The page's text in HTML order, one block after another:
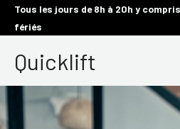
AllerTous les jours de 8h à 20h y
fériés
Quicklift